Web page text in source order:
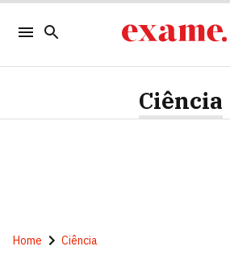
Ciência
Home Ciência